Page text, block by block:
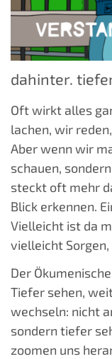
dahinter.
Oft wirkt alles
lachen, wir
Aber wenn wir
schauen,
steckt oft mehr
Blick erkennen.
Vielleicht ist da
vielleicht
Der
Tiefer sehen,
wechseln: nicht
sondern tiefer
zoomen uns